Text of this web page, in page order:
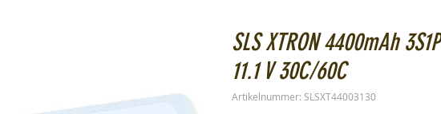
SLS XTRON 4400mAh 3S1P
11.1 V 30C/60C
Artikelnummer: SLSXT44003130